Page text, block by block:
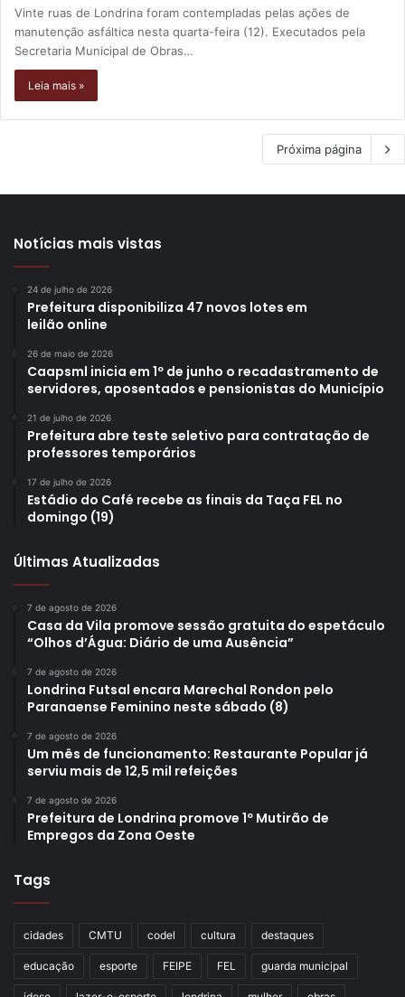
Vinte ruas de Londrina foram contempladas pelas ações de
manutenção asfáltica nesta quarta-feira (12). Executados pela
Secretaria Municipal de Obras…
Leia mais »
Próxima página
Notícias mais vistas
24 de julho de 2026
Prefeitura disponibiliza 47 novos lotes em
leilão online
26 de maio de 2026
Caapsml inicia em 1º de junho o recadastramento de
servidores, aposentados e pensionistas do Município
21 de julho de 2026
Prefeitura abre teste seletivo para contratação de
professores temporários
17 de julho de 2026
Estádio do Café recebe as finais da Taça FEL no
domingo (19)
Últimas Atualizadas
7 de agosto de 2026
Casa da Vila promove sessão gratuita do espetáculo
“Olhos d’Água: Diário de uma Ausência”
7 de agosto de 2026
Londrina Futsal encara Marechal Rondon pelo
Paranaense Feminino neste sábado (8)
7 de agosto de 2026
Um mês de funcionamento: Restaurante Popular já
serviu mais de 12,5 mil refeições
7 de agosto de 2026
Prefeitura de Londrina promove 1º Mutirão de
Empregos da Zona Oeste
Tags
cidades CMTU codel cultura destaques
educação esporte FEIPE FEL guarda municipal